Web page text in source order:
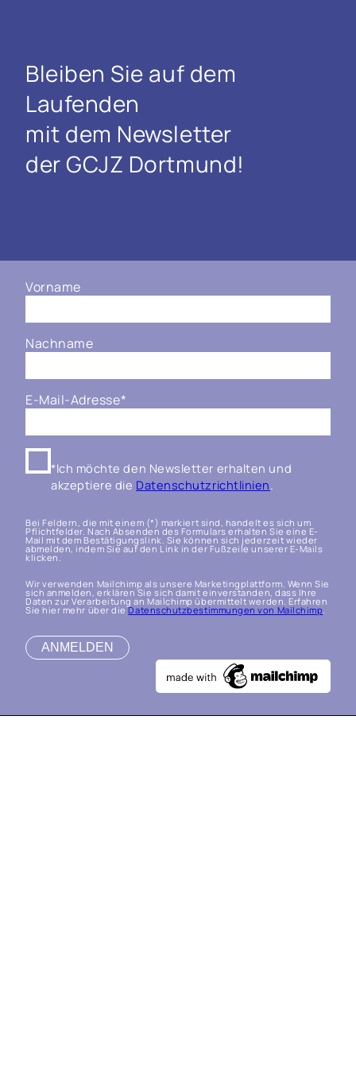
Bleiben Sie auf dem
Laufenden
mit dem Newsletter
der GCJZ Dortmund!
Vorname
Nachname
E-Mail-Adresse*
*Ich möchte den Newsletter erhalten und
akzeptiere die Datenschutzrichtlinien.
Bei Feldern, die mit einem (*) markiert sind, handelt es sich um
Pflichtfelder. Nach Absenden des Formulars erhalten Sie eine E-
Mail mit dem Bestätigungslink. Sie können sich jederzeit wieder
abmelden, indem Sie auf den Link in der Fußzeile unserer E-Mails
klicken.
Wir verwenden Mailchimp als unsere Marketingplattform. Wenn Sie
sich anmelden, erklären Sie sich damit einverstanden, dass Ihre
Daten zur Verarbeitung an Mailchimp übermittelt werden. Erfahren
Sie hier mehr über dieDatenschutzbestimmungen von Mailchimp.